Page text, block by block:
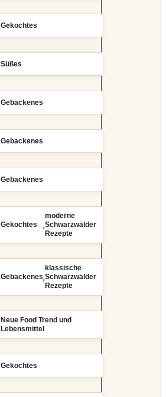
Gekochtes
Süßes
Gebackenes
Gebackenes
Gebackenes
Gekochtes ,
moderne
Schwarzwälder
Rezepte
Gebackenes,
klassische
Schwarzwälder
Rezepte
Neue Food Trend und
Lebensmittel
Gekochtes